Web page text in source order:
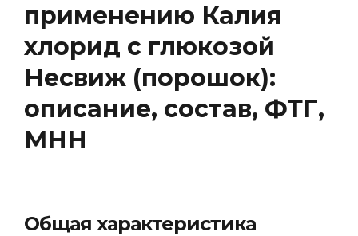
применению Калия
хлорид с глюкозой
Несвиж (порошок):
описание, состав, ФТГ,
МНН
Общая характеристика